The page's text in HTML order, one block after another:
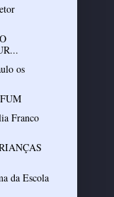
os
Franco
da Escola